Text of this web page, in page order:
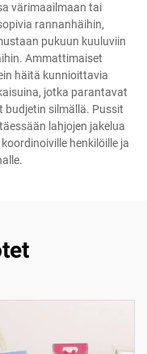
värimaailmaan tai
rannanhäihin,
pukuun kuuluviin
Ammattimaiset
häitä kunnioittavia
jotka parantavat
budjetin silmällä. Pussit
lahjojen jakelua
henkilöille ja